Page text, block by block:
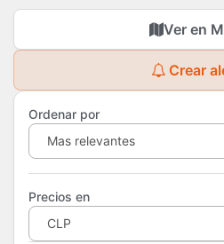
Ver en
Crear
Ordenar por
Precios en